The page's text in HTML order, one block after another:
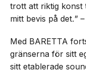
trott att riktig konst
mitt bevis på det.”
Med BARETTA
gränserna för sitt
sitt etablerade